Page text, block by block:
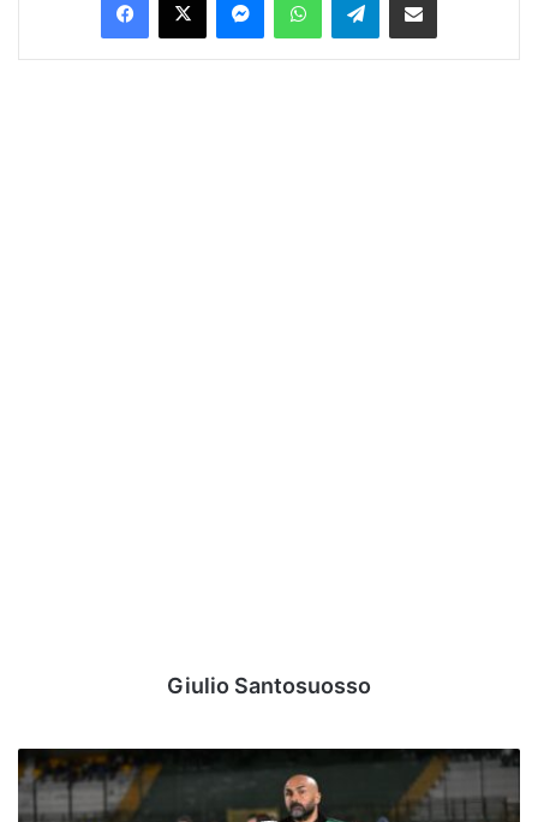
Giulio Santosuosso
Avellino,
i
convocati